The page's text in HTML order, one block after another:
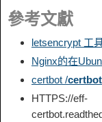
參考文獻
letsencrypt 工
Nginx的在
certbot /certbot
HTTPS://eff-